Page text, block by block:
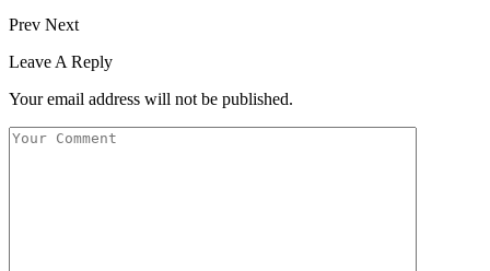
Prev Next
Leave A Reply
Your email address will not be published.